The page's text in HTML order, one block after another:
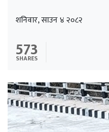
शनिवार, साउन ४ २०८२
573
SHARES